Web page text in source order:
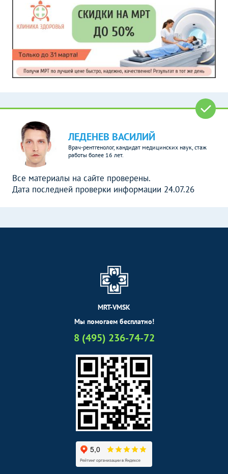
ЛЕДЕНЕВ ВАСИЛИЙ
Врач-рентгенолог, кандидат медицинских наук, стаж
работы более 16 лет.
Все материалы на сайте проверены.
Дата последней проверки информации 24.07.26
MRT-VMSK
Мы помогаем бесплатно!
8 (495) 236-74-72